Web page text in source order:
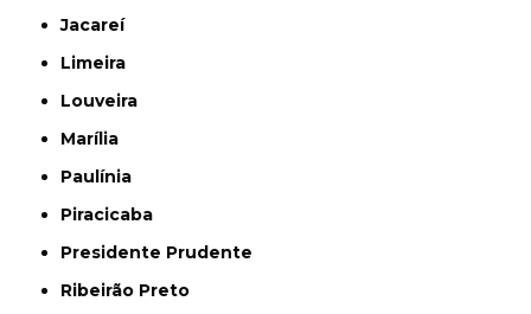
Jacareí
Limeira
Louveira
Marília
Paulínia
Piracicaba
Presidente Prudente
Ribeirão Preto